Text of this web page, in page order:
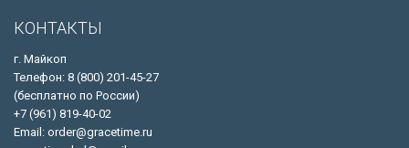
КОНТАКТЫ
г. Майкоп
Телефон: 8 (800) 201-45-27
(бесплатно по России)
+7 (961) 819-40-02
Email: order@gracetime.ru